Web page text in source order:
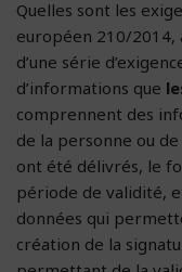
Quelles sont les
européen 210/2014,
d’une série
d’informations que
comprennent des
de la personne ou
ont été délivrés, le
période de validité,
données qui
création de la